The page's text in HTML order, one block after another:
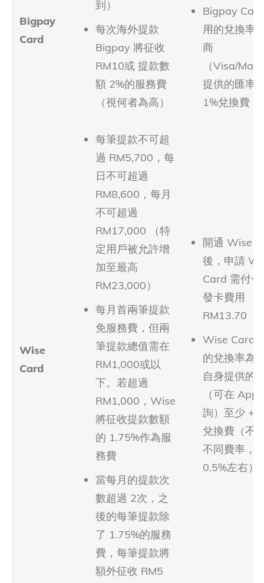
Bigpay
Card
到）
每次海外提款
Bigpay 將征收
RM10或 提款數
額 2%的服務費
（視何者為高）
Bigpay
用的兌換率
商
（Visa/
提供的匯率
1%兌換費
Wise
Card
每筆提款不可超
過 RM5,700，每
日不可超過
RM8,600，每月
不可超過
RM17,000 （特
定用戶被允許增
加至最高
RM23,000）
每月首兩筆提款
免服務費，但兩
筆提款總值需在
RM1,000或以
下。若超過
RM1,000，Wise
將征收提款數額
的 1.75%作為服
務費
當每月的提款次
數超過 2次，之
後的每筆提款除
了 1.75%的服務
費，每筆提款將
額外征收 RM5
開通 Wise
後，申請
Card 需付
發卡費用
RM13.70
Wise Card
的兌換率為
自身提供的
（可在 App
詢）至少 +
兌換費（不
不同費率，
0.5%左右）